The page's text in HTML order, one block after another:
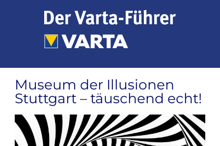
Museum der Illusionen
Stuttgart – täuschend echt!
Zeige
grösseres
Bild